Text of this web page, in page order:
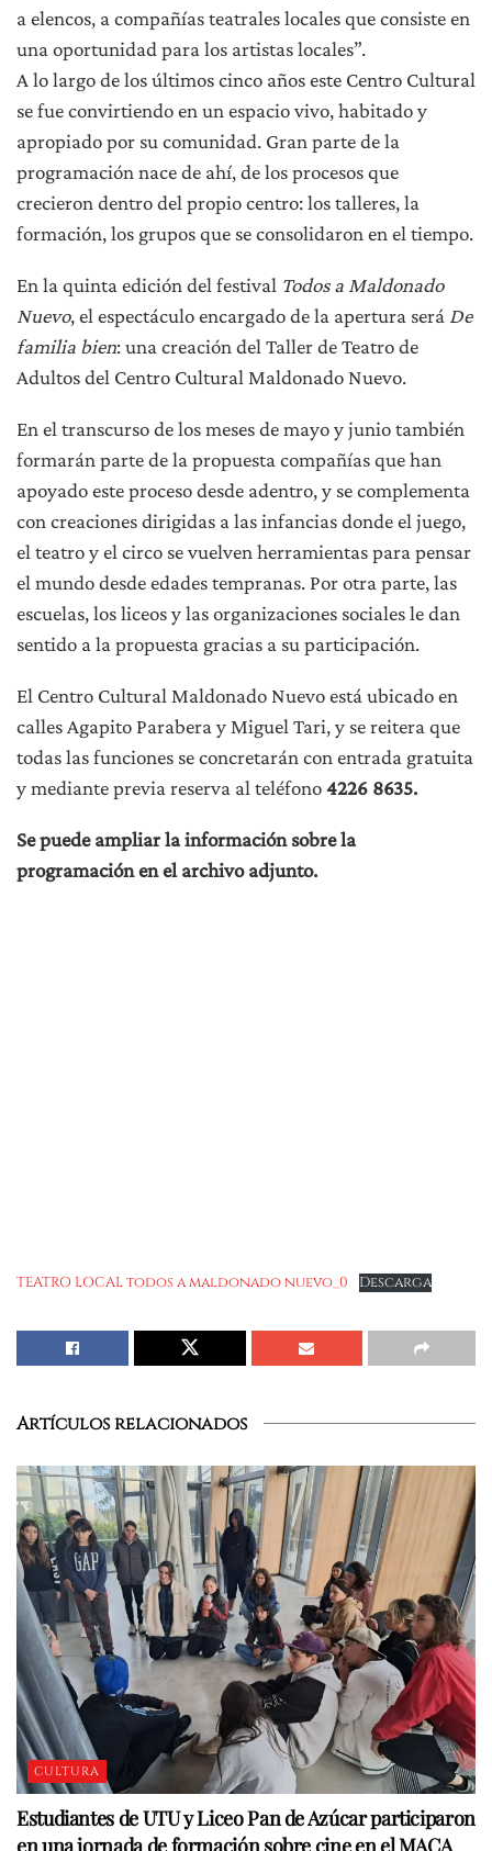
a elencos, a compañías teatrales locales que consiste en
una oportunidad para los artistas locales”.
A lo largo de los últimos cinco años este Centro Cultural
se fue convirtiendo en un espacio vivo, habitado y
apropiado por su comunidad. Gran parte de la
programación nace de ahí, de los procesos que
crecieron dentro del propio centro: los talleres, la
formación, los grupos que se consolidaron en el tiempo.
En la quinta edición del festival Todos a Maldonado
Nuevo, el espectáculo encargado de la apertura será De
familia bien: una creación del Taller de Teatro de
Adultos del Centro Cultural Maldonado Nuevo.
En el transcurso de los meses de mayo y junio también
formarán parte de la propuesta compañías que han
apoyado este proceso desde adentro, y se complementa
con creaciones dirigidas a las infancias donde el juego,
el teatro y el circo se vuelven herramientas para pensar
el mundo desde edades tempranas. Por otra parte, las
escuelas, los liceos y las organizaciones sociales le dan
sentido a la propuesta gracias a su participación.
El Centro Cultural Maldonado Nuevo está ubicado en
calles Agapito Parabera y Miguel Tari, y se reitera que
todas las funciones se concretarán con entrada gratuita
y mediante previa reserva al teléfono4226 8635.
Se puede ampliar la información sobre la
programación en el archivo adjunto.
TEATRO LOCAL todos a maldonado nuevo_0 Descarga
Artículos relacionados
CULTURA
Estudiantes de UTU y Liceo Pan de Azúcar participaron